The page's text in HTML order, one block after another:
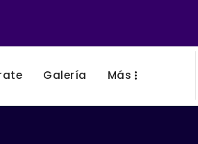
Galería Más